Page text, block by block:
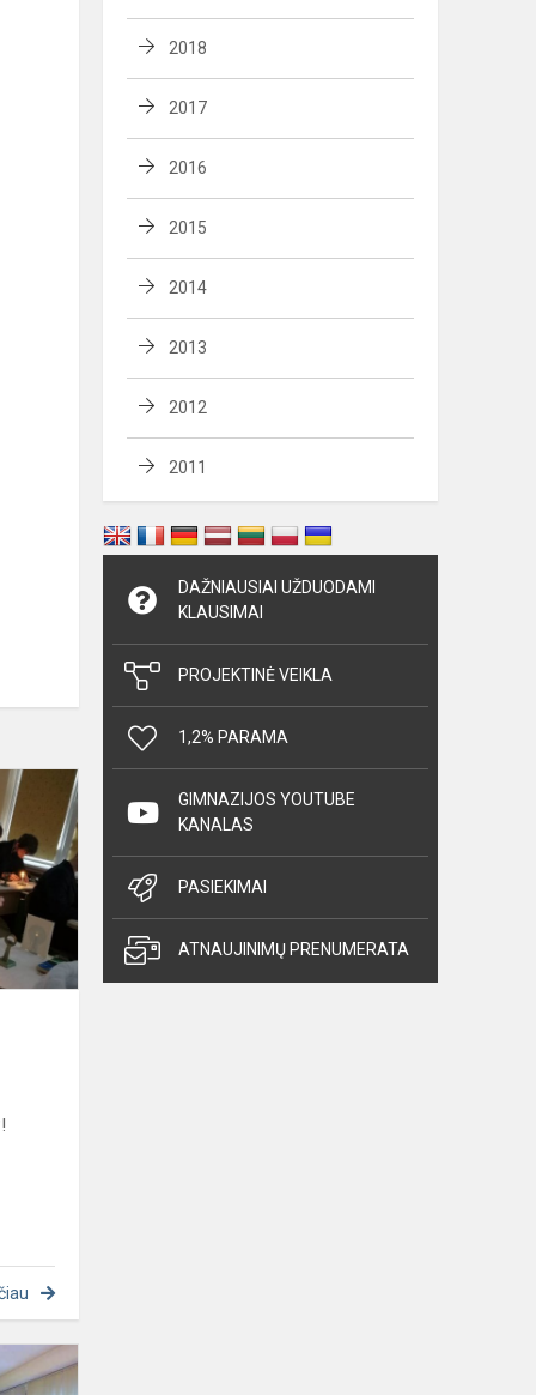
Fizikos
pamoka
Intergruota
pamoka
2018
2017
2016
2015
2014
2013
2012
2011
DAŽNIAUSIAI UŽDUODAMI
KLAUSIMAI
PROJEKTINĖ VEIKLA
1,2% PARAMA
GIMNAZIJOS YOUTUBE
KANALAS
PASIEKIMAI
ATNAUJINIMŲ PRENUMERATA